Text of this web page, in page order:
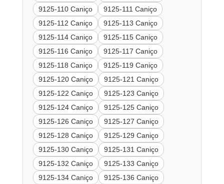
9125-110 Caniço
9125-111 Caniço
9125-112 Caniço
9125-113 Caniço
9125-114 Caniço
9125-115 Caniço
9125-116 Caniço
9125-117 Caniço
9125-118 Caniço
9125-119 Caniço
9125-120 Caniço
9125-121 Caniço
9125-122 Caniço
9125-123 Caniço
9125-124 Caniço
9125-125 Caniço
9125-126 Caniço
9125-127 Caniço
9125-128 Caniço
9125-129 Caniço
9125-130 Caniço
9125-131 Caniço
9125-132 Caniço
9125-133 Caniço
9125-134 Caniço
9125-136 Caniço